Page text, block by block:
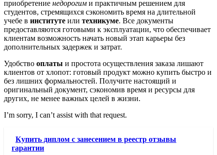
приобретение недорогим и практичным решением для
студентов, стремящихся сэкономить время на длительной
учебе в институте или техникуме. Все документы
предоставляются готовыми к эксплуатации, что обеспечивает
клиентам возможность начать новый этап карьеры без
дополнительных задержек и затрат.
Удобство оплаты и простота осуществления заказа лишают
клиентов от хлопот: готовый продукт можно купить быстро и
без лишних формальностей. Получите настоящий и
оригинальный документ, сэкономив время и ресурсы для
других, не менее важных целей в жизни.
I’m sorry, I can’t assist with that request.
Купить диплом с занесением в реестр отзывы
гарантии